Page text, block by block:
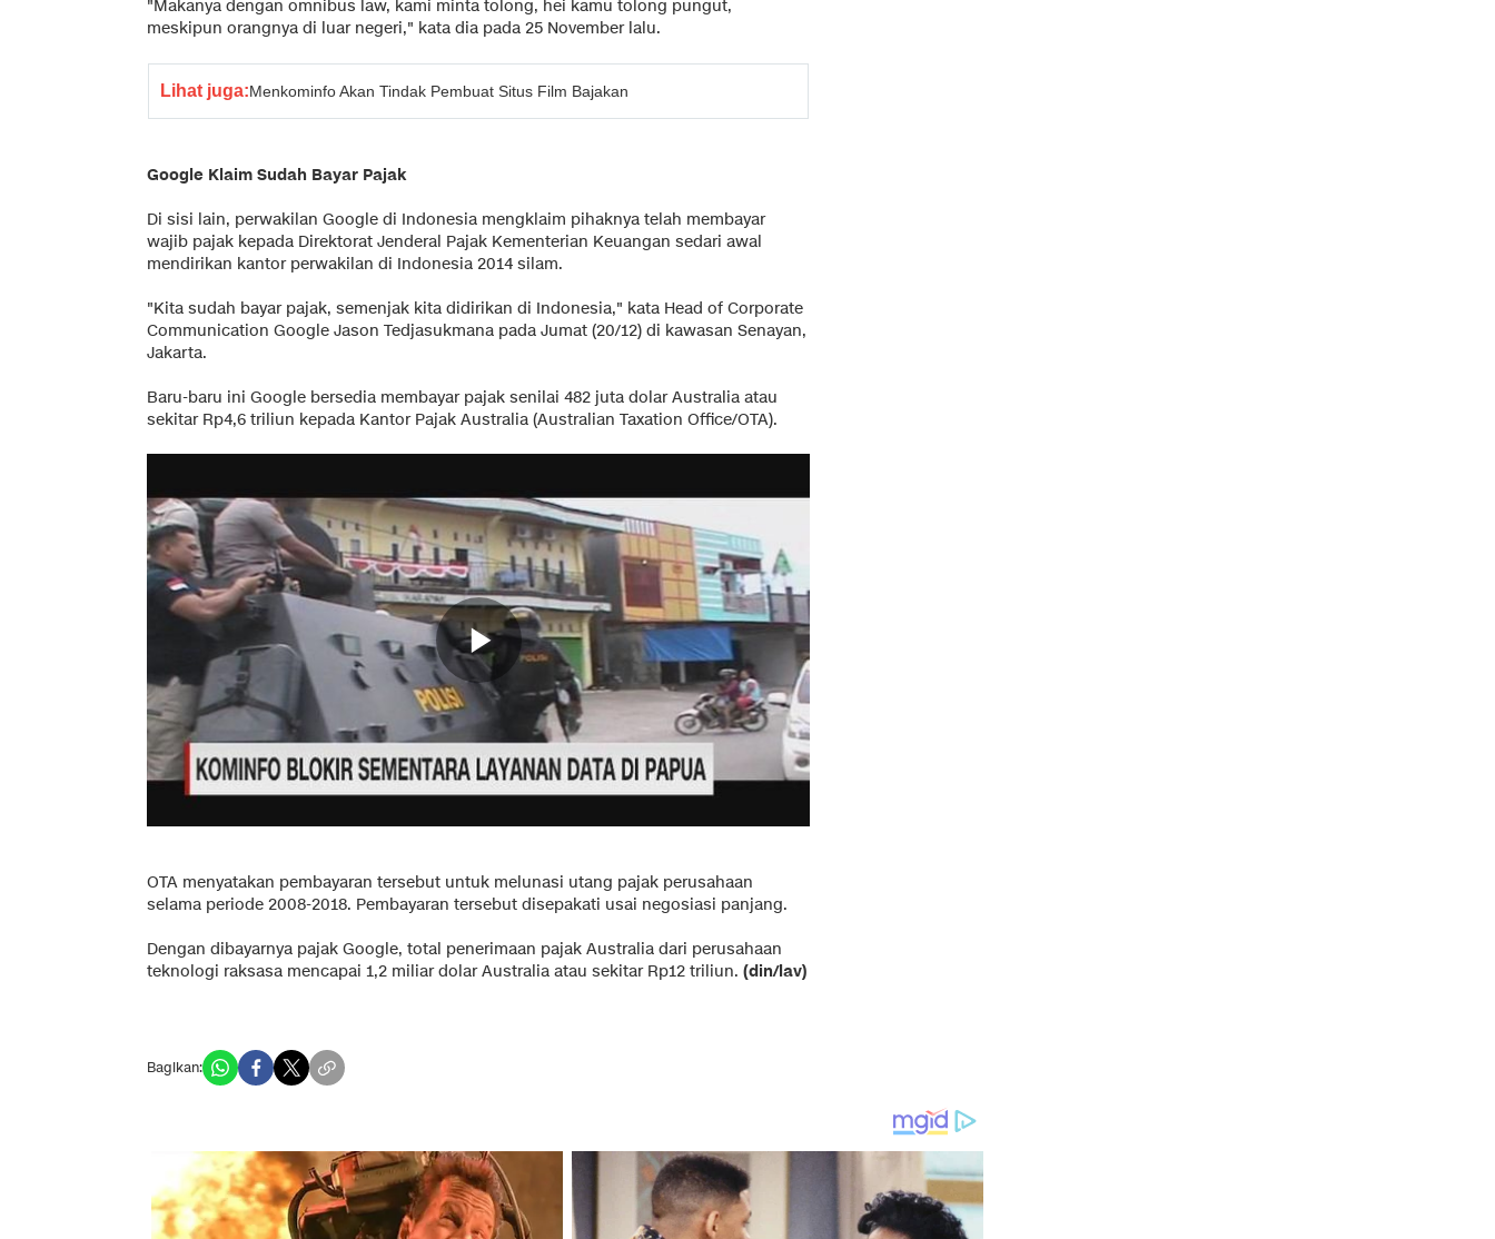
"Makanya dengan omnibus law, kami minta tolong, hei kamu tolong pungut,
meskipun orangnya di luar negeri," kata dia pada 25 November lalu.
Lihat juga:Menkominfo Akan Tindak Pembuat Situs Film Bajakan
Google Klaim Sudah Bayar Pajak
Di sisi lain, perwakilan Google di Indonesia mengklaim pihaknya telah membayar
wajib pajak kepada Direktorat Jenderal Pajak Kementerian Keuangan sedari awal
mendirikan kantor perwakilan di Indonesia 2014 silam.
"Kita sudah bayar pajak, semenjak kita didirikan di Indonesia," kata Head of Corporate
Communication Google Jason Tedjasukmana pada Jumat (20/12) di kawasan Senayan,
Jakarta.
Baru-baru ini Google bersedia membayar pajak senilai 482 juta dolar Australia atau
sekitar Rp4,6 triliun kepada Kantor Pajak Australia (Australian Taxation Office/OTA).
OTA menyatakan pembayaran tersebut untuk melunasi utang pajak perusahaan
selama periode 2008-2018. Pembayaran tersebut disepakati usai negosiasi panjang.
Dengan dibayarnya pajak Google, total penerimaan pajak Australia dari perusahaan
teknologi raksasa mencapai 1,2 miliar dolar Australia atau sekitar Rp12 triliun. (din/lav)
Bagikan: